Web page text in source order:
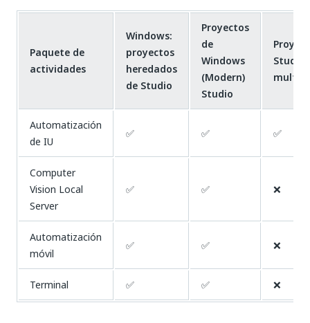
Paquete de
actividades
Windows:
proyectos
heredados
de Studio
Proyectos
de
Windows
(Modern)
Studio
Studio
Automatización
de IU
✅ ✅ ✅
Computer
Vision Local
Server
✅ ✅ ❌
Automatización
móvil
✅ ✅ ❌
Terminal ✅ ✅ ❌